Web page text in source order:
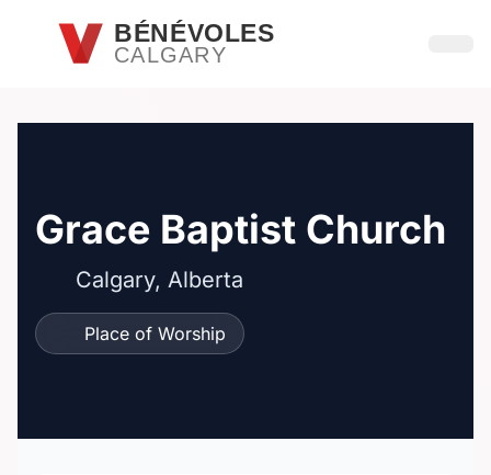
Passer au contenu principal
BÉNÉVOLES
CALGARY
Grace Baptist Church
Calgary, Alberta
Place of Worship